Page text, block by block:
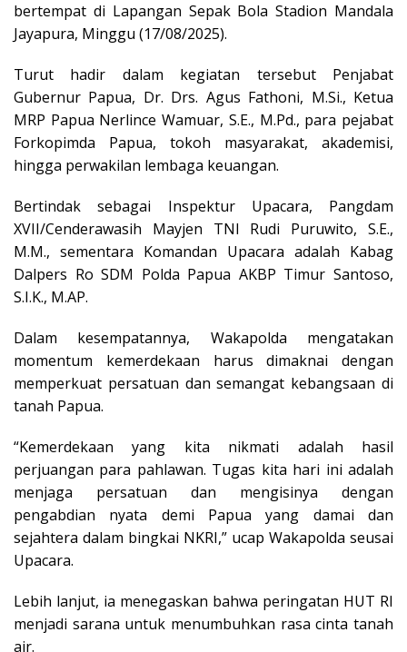
bertempat di Lapangan Sepak Bola Stadion Mandala
Jayapura, Minggu (17/08/2025).
Turut hadir dalam kegiatan tersebut Penjabat
Gubernur Papua, Dr. Drs. Agus Fathoni, M.Si., Ketua
MRP Papua Nerlince Wamuar, S.E., M.Pd., para pejabat
Forkopimda Papua, tokoh masyarakat, akademisi,
hingga perwakilan lembaga keuangan.
Bertindak sebagai Inspektur Upacara, Pangdam
XVII/Cenderawasih Mayjen TNI Rudi Puruwito, S.E.,
M.M., sementara Komandan Upacara adalah Kabag
Dalpers Ro SDM Polda Papua AKBP Timur Santoso,
S.I.K., M.AP.
Dalam kesempatannya, Wakapolda mengatakan
momentum kemerdekaan harus dimaknai dengan
memperkuat persatuan dan semangat kebangsaan di
tanah Papua.
“Kemerdekaan yang kita nikmati adalah hasil
perjuangan para pahlawan. Tugas kita hari ini adalah
menjaga persatuan dan mengisinya dengan
pengabdian nyata demi Papua yang damai dan
sejahtera dalam bingkai NKRI,” ucap Wakapolda seusai
Upacara.
Lebih lanjut, ia menegaskan bahwa peringatan HUT RI
menjadi sarana untuk menumbuhkan rasa cinta tanah
air.